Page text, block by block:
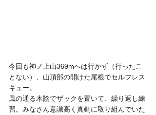
今回も神ノ上山369mへは行かず（行ったこ
とない）、山頂部の開けた尾根でセルフレス
キュー。
風の通る木陰でザックを置いて、繰り返し練
習。みなさん意識高く真剣に取り組んでいた